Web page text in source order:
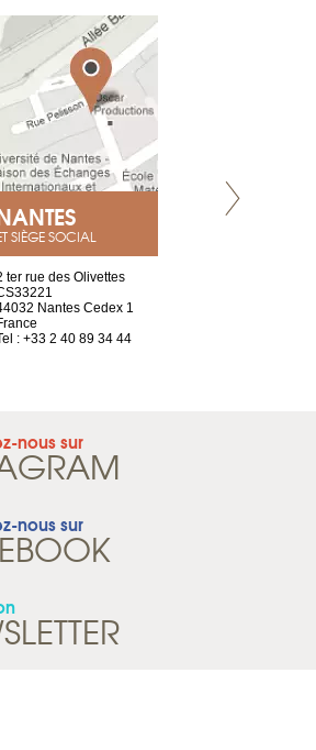
SIÈGE SOCIAL
ter rue des Olivettes
Nantes Cedex 1
: +33 2 40 89 34 44
nous sur
nous sur